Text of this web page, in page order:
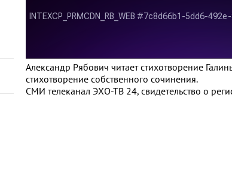
Александр Рябович читает стихотворение
стихотворение собственного сочинения.
СМИ телеканал ЭХО-ТВ 24, свидетельство о